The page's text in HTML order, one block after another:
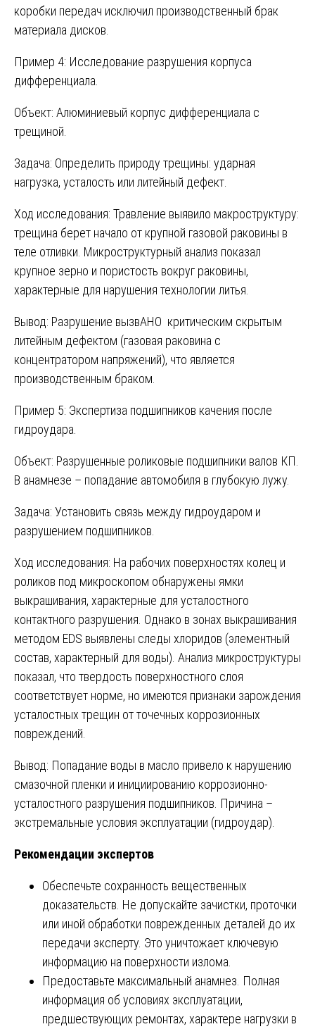
коробки передач исключил производственный брак
материала дисков.
Пример 4: Исследование разрушения корпуса
дифференциала.
Объект: Алюминиевый корпус дифференциала с
трещиной.
Задача: Определить природу трещины: ударная
нагрузка, усталость или литейный дефект.
Ход исследования: Травление выявило макроструктуру:
трещина берет начало от крупной газовой раковины в
теле отливки. Микроструктурный анализ показал
крупное зерно и пористость вокруг раковины,
характерные для нарушения технологии литья.
Вывод: Разрушение вызвАНО критическим скрытым
литейным дефектом (газовая раковина с
концентратором напряжений), что является
производственным браком.
Пример 5: Экспертиза подшипников качения после
гидроудара.
Объект: Разрушенные роликовые подшипники валов КП.
В анамнезе – попадание автомобиля в глубокую лужу.
Задача: Установить связь между гидроударом и
разрушением подшипников.
Ход исследования: На рабочих поверхностях колец и
роликов под микроскопом обнаружены ямки
выкрашивания, характерные для усталостного
контактного разрушения. Однако в зонах выкрашивания
методом EDS выявлены следы хлоридов (элементный
состав, характерный для воды). Анализ микроструктуры
показал, что твердость поверхностного слоя
соответствует норме, но имеются признаки зарождения
усталостных трещин от точечных коррозионных
повреждений.
Вывод: Попадание воды в масло привело к нарушению
смазочной пленки и инициированию коррозионно-
усталостного разрушения подшипников. Причина –
экстремальные условия эксплуатации (гидроудар).
Рекомендации экспертов
Обеспечьте сохранность вещественных
доказательств. Не допускайте зачистки, проточки
или иной обработки поврежденных деталей до их
передачи эксперту. Это уничтожает ключевую
информацию на поверхности излома.
Предоставьте максимальный анамнез. Полная
информация об условиях эксплуатации,
предшествующих ремонтах, характере нагрузки в